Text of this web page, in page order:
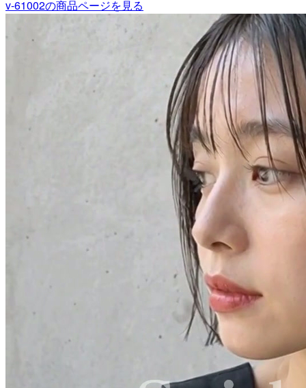
v-61002の商品ページを見る